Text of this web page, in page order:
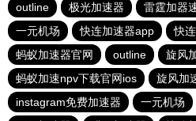
outline
极光加速器 雷霆加器
一元机场
快连加速器app
快
蚂蚁加速器官网
outline
旋风
蚂蚁加速npv下载官网ios
旋风加
instagram免费加速器
一元机场